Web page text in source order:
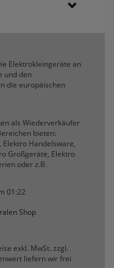
Elektrokleingeräte an
und den
die europäischen
als Wiederverkäufer
bieten:
Handelsware,
Großgeräte, Elektro
oder z.B.
01:22
Shop
exkl. MwSt. zzgl.
liefern wir frei